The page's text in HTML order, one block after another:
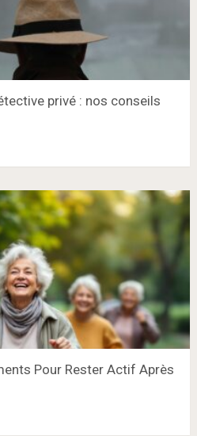
privé : nos conseils
Pour Rester Actif Après